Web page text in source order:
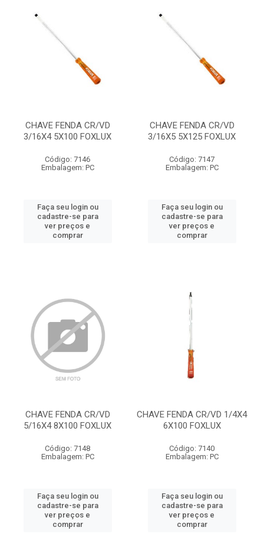
CHAVE FENDA CR/VD
3/16X4 5X100 FOXLUX
Código: 7146
Embalagem: PC
Faça seu login ou
cadastre-se para
ver preços e
comprar
CHAVE FENDA CR/VD
3/16X5 5X125 FOXLUX
Código: 7147
Embalagem: PC
Faça seu login ou
cadastre-se para
ver preços e
comprar
CHAVE FENDA CR/VD
5/16X4 8X100 FOXLUX
Código: 7148
Embalagem: PC
Faça seu login ou
cadastre-se para
ver preços e
comprar
CHAVE FENDA CR/VD 1/4X4
6X100 FOXLUX
Código: 7140
Embalagem: PC
Faça seu login ou
cadastre-se para
ver preços e
comprar